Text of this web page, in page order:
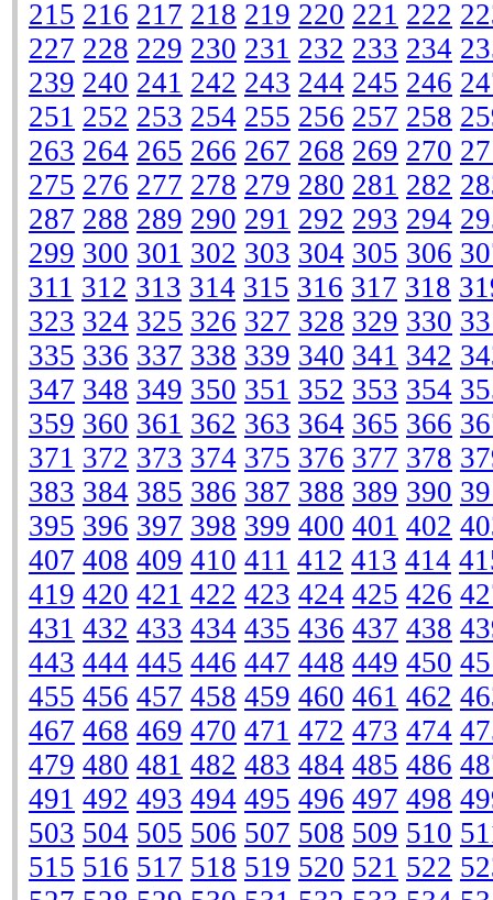
215 216 217 218 219 220 221 222
227 228 229 230 231 232 233 234
239 240 241 242 243 244 245 246
251 252 253 254 255 256 257 258
263 264 265 266 267 268 269 270
275 276 277 278 279 280 281 282
287 288 289 290 291 292 293 294
299 300 301 302 303 304 305 306
311 312 313 314 315 316 317 318
323 324 325 326 327 328 329 330
335 336 337 338 339 340 341 342
347 348 349 350 351 352 353 354
359 360 361 362 363 364 365 366
371 372 373 374 375 376 377 378
383 384 385 386 387 388 389 390
395 396 397 398 399 400 401 402
407 408 409 410 411 412 413 414
419 420 421 422 423 424 425 426
431 432 433 434 435 436 437 438
443 444 445 446 447 448 449 450
455 456 457 458 459 460 461 462
467 468 469 470 471 472 473 474
479 480 481 482 483 484 485 486
491 492 493 494 495 496 497 498
503 504 505 506 507 508 509 510
515 516 517 518 519 520 521 522